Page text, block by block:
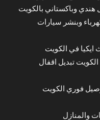
هندي وباكستاني بالكويت
وبنشر سيارات
ايكيا في الكويت
تبديل اقفال
فوري الكويت
والمنازل